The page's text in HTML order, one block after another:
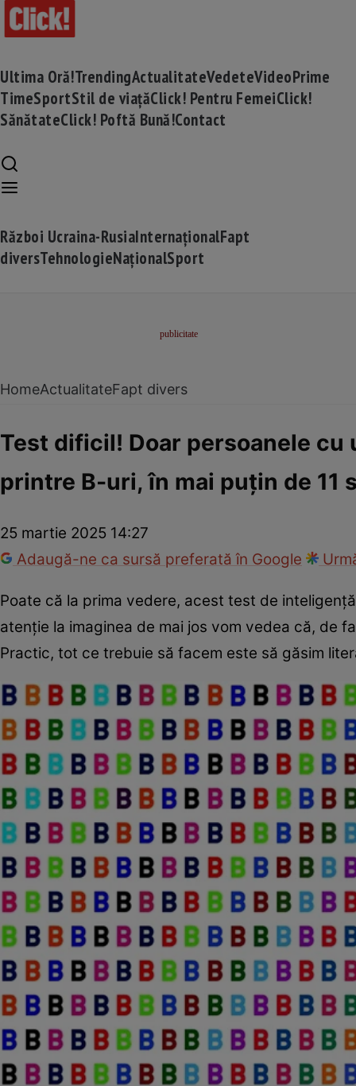
Ultima Oră!TrendingActualitateVedeteVideoPrime
TimeSportStil de viațăClick! Pentru FemeiClick!
SănătateClick! Poftă Bună!Contact
Război Ucraina-RusiaInternaționalFapt
diversTehnologieNaționalSport
HomeActualitateFapt divers
Test dificil! Doar persoanele cu
printre B-uri, în mai puțin de 11
25 martie 2025 14:27
Adaugă-ne ca sursă preferată în Google
Poate că la prima vedere, acest test de
atenție la imaginea de mai jos vom vedea că, de
Practic, tot ce trebuie să facem este să găsim